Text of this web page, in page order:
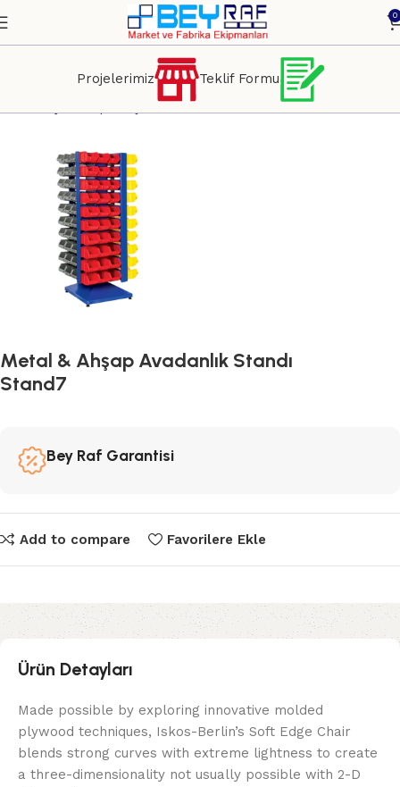
0
Projelerimiz
Teklif Formu
Depo Lojistik Kutular ve Avadanlıklar
Metal & Ahşap Avadanlık Standı
Stand7
Bey Raf Garantisi
Add to compare Favorilere Ekle
Ürün Detayları
Made possible by exploring innovative molded
plywood techniques, Iskos-Berlin’s Soft Edge Chair
blends strong curves with extreme lightness to create
a three-dimensionality not usually possible with 2-D